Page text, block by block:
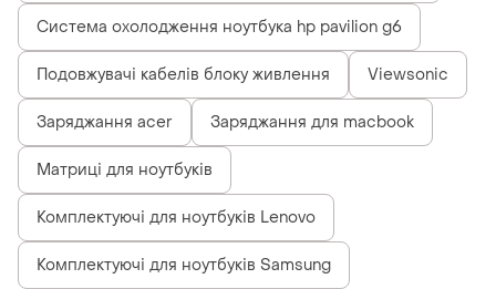
Система охолодження ноутбука hp pavilion g6
Подовжувачі кабелів блоку живлення Viewsonic
Заряджання acer Заряджання для macbook
Матриці для ноутбуків
Комплектуючі для ноутбуків Lenovo
Комплектуючі для ноутбуків Samsung